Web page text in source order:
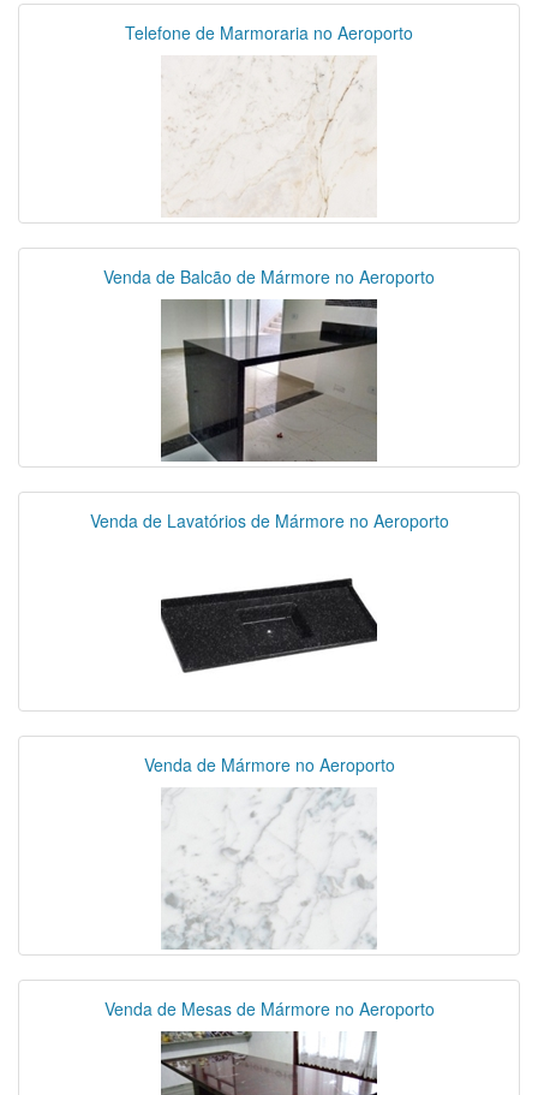
Telefone de Marmoraria no Aeroporto
Venda de Balcão de Mármore no Aeroporto
Venda de Lavatórios de Mármore no Aeroporto
Venda de Mármore no Aeroporto
Venda de Mesas de Mármore no Aeroporto